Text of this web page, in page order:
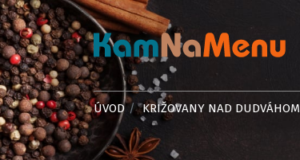
ÚVOD KRIŽOVANY NAD DUDVÁHOM